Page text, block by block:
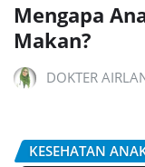
Mengapa
Makan?
DOKTER
KESEHATAN